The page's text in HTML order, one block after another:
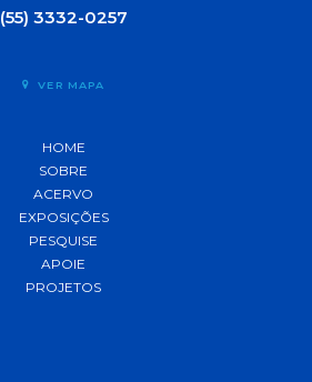
(55) 3332-0257
VER MAPA
HOME
SOBRE
ACERVO
EXPOSIÇÕES
PESQUISE
APOIE
PROJETOS